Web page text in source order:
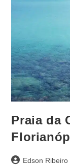
Praia da
Edson Ribeiro